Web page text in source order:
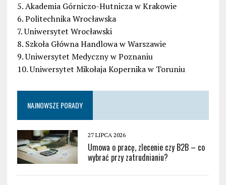
5. Akademia Górniczo-Hutnicza w Krakowie
6. Politechnika Wrocławska
7. Uniwersytet Wrocławski
8. Szkoła Główna Handlowa w Warszawie
9. Uniwersytet Medyczny w Poznaniu
10. Uniwersytet Mikołaja Kopernika w Toruniu
NAJNOWSZE PORADY
27 LIPCA 2026
Umowa o pracę, zlecenie czy B2B – co
wybrać przy zatrudnianiu?